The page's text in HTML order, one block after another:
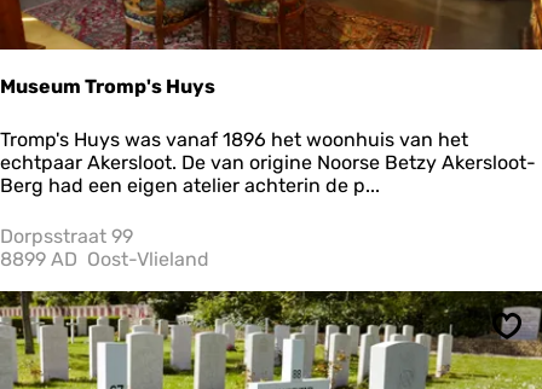
Museum Tromp's Huys
M
u
s
u
m
r
o
m
Tromp's Huys was vanaf 1896 het woonhuis van het
echtpaar Akersloot. De van origine Noorse Betzy Akersloot-
Berg had een eigen atelier achterin de p...
Dorpsstraat 99
8899 AD Oost-Vlieland